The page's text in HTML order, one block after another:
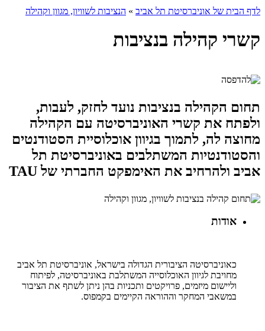
לדף הבית של אוניברסיטת תל אביב » הנציבות לשוויון, מגוון וקהילה
קשרי קהילה בנציבות
תחום הקהילה בנציבות נועד לחזק, לעבות,
ולפתח את קשרי האוניברסיטה עם הקהילה
מחוצה לה, לתמוך בגיוון אוכלוסיית הסטודנטים
והסטודנטיות המשתלבים באוניברסיטת תל
אביב ולהרחיב את האימפקט החברתי של TAU
אודות
כאוניברסיטה הציבורית הגדולה בישראל, אוניברסיטת תל אביב
מחויבת לגיוון האוכלוסייה המשתלבת באוניברסיטה, לפיתוח
וליישום מיזמים, פרויקטים ותכניות בהן ניתן לשתף את הציבור
במשאבי המחקר וההוראה הקיימים בקמפוס.